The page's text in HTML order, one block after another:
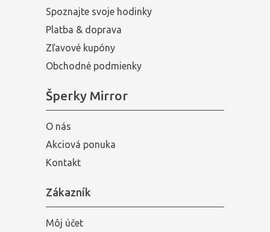
Spoznajte svoje hodinky
Platba & doprava
Zľavové kupóny
Obchodné podmienky
Šperky Mirror
O nás
Akciová ponuka
Kontakt
Zákazník
Môj účet